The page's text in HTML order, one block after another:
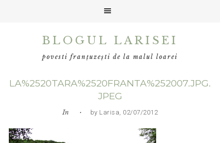
BLOGUL LARISEI
povesti franțuzești de la malul loarei
LA%2520TARA%2520FRANTA%252007.JPG.
JPEG
In • by Larisa, 02/07/2012